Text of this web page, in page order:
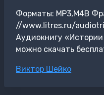
Форматы: MP3,M4B
//www.litres.ru/
Аудиокнигу
можно скачать
Метки
Виктор Шейко